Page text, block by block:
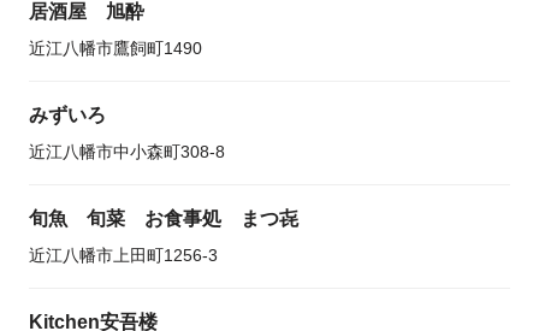
居酒屋 旭酔
近江八幡市鷹飼町1490
みずいろ
近江八幡市中小森町308-8
旬魚 旬菜 お食事処 まつ㐂
近江八幡市上田町1256-3
Kitchen安吾楼